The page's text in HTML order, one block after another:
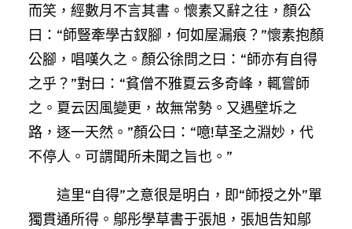
而笑，經數月不言其書。懷素又辭之往，顏公
曰：“師豎牽學古釵腳，何如屋漏痕？”懷素抱顏
公腳，唱嘆久之。顏公徐問之曰：“師亦有自得
之乎？”對曰：“貧僧不雅夏云多奇峰，輒嘗師
之。夏云因風變更，故無常勢。又遇壁坼之
路，逐一天然。”顏公曰：“噫!草圣之淵妙，代
不停人。可謂聞所未聞之旨也。”
這里“自得”之意很是明白，即“師授之外”單
獨貫通所得。鄔彤學草書于張旭，張旭告知鄔